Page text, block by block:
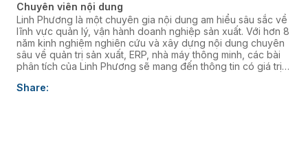
Chuyên viên nội dung
Linh Phương là một chuyên gia nội dung am hiểu sâu sắc về
lĩnh vực quản lý, vận hành doanh nghiệp sản xuất. Với hơn 8
năm kinh nghiệm nghiên cứu và xây dựng nội dung chuyên
sâu về quản trị sản xuất, ERP, nhà máy thông minh, các bài
phân tích của Linh Phương sẽ mang đến thông tin có giá trị
thúc đẩy chuyển đổi số. âaaa
Share: